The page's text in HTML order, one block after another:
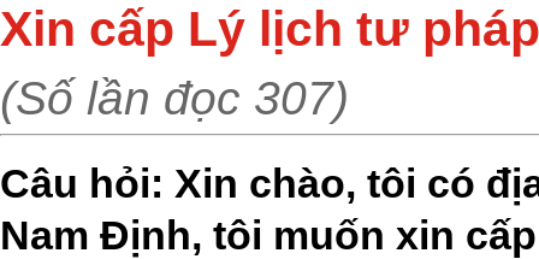
Xin cấp Lý lịch tư
(Số lần đọc 307)
Câu hỏi: Xin chào, tôi có
Nam Định, tôi muốn xin